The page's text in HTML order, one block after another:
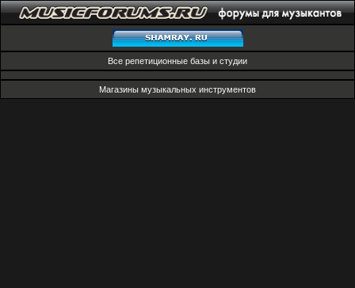
Все репетиционные базы и студии
Магазины музыкальных инструментов